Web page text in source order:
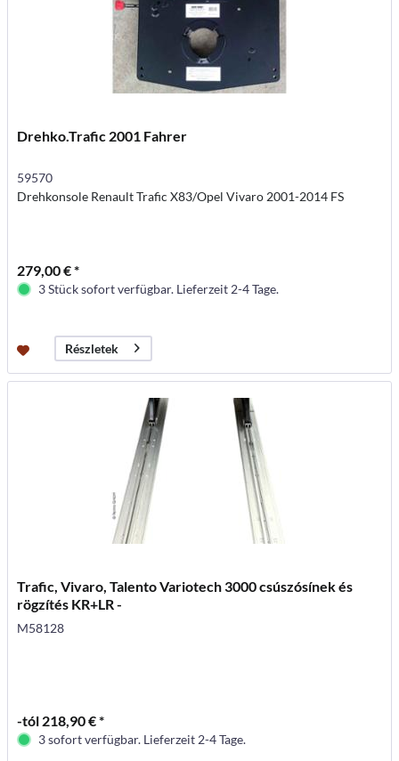
Drehko.Trafic 2001 Fahrer
59570
Drehkonsole Renault Trafic X83/Opel Vivaro 2001-2014 FS
279,00 € *
3 Stück sofort verfügbar. Lieferzeit 2-4 Tage.
Részletek
Trafic, Vivaro, Talento Variotech 3000 csúszósínek és
rögzítés KR+LR -
M58128
-tól 218,90 € *
3 sofort verfügbar. Lieferzeit 2-4 Tage.